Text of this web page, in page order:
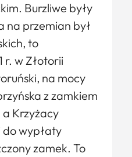
Burzliwe były
na przemian był
to
r. w Złotorii
na mocy
z zamkiem
a Krzyżacy
wypłaty
zamek. To